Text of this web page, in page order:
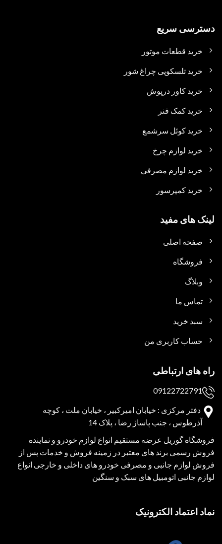
دسترسی سریع
خرید قطعات موتور
خرید تلسکوپی چراغ شور
خرید کاور درپوش
خرید کمک فنر
خرید کوئل سرشمع
خرید لوازم چرخ
خرید لوازم مصرفی
خرید کمپرسور
لینک های مفید
صفحه اصلی
فروشگاه
وبلاگ
تماس ما
سبد خرید
حساب کاربری من
راه های ارتباطی
09122722791
دفتر مرکزی : خیابان امیرکبیر ، خیابان ملت ، کوچه
آذرطوس ، جنب پاساژ رضا ، پلاک 14
فروشگاه گوریل عرضه مستقیم انواع لوازم خودرو و نماینده
فروش رسمی برند های معتبر در زمینه فروش و خدمات پس از
فروش لوازم جانبی و مصرفی خودرو های داخلی و خارجی انواع
لوازم جانبی اتومبیل های سبک و سنگین
نماد اعتماد الکترونیک